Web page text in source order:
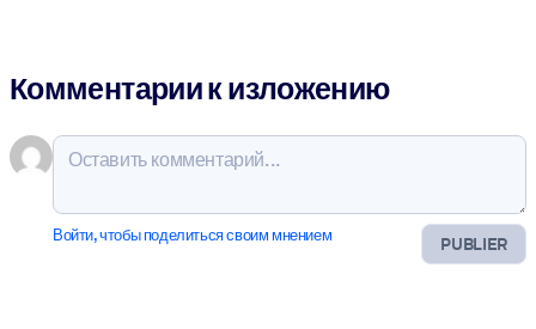
Комментарии к изложению
PUBLIER
Войти, чтобы поделиться своим мнением